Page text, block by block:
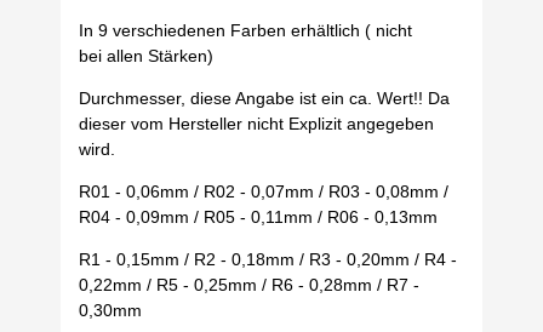
In 9 verschiedenen Farben erhältlich ( nicht
bei allen Stärken)
Durchmesser, diese Angabe ist ein ca. Wert!! Da
dieser vom Hersteller nicht Explizit angegeben
wird.
R01 - 0,06mm / R02 - 0,07mm / R03 - 0,08mm /
R04 - 0,09mm / R05 - 0,11mm / R06 - 0,13mm
R1 - 0,15mm / R2 - 0,18mm / R3 - 0,20mm / R4 -
0,22mm / R5 - 0,25mm / R6 - 0,28mm / R7 -
0,30mm